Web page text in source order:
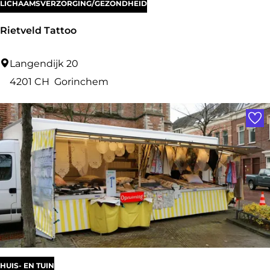
Rietveld Tattoo
R
t
v
e
l
d
T
a
t
t
Langendijk 20
4201 CH Gorinchem
LICHAAMSVERZORGING/GEZONDHEID
HUIS- EN TUIN